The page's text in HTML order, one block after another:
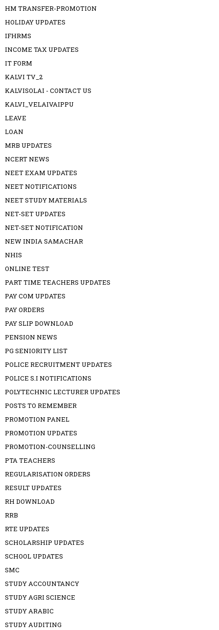
HM TRANSFER-PROMOTION
HOLIDAY UPDATES
IFHRMS
INCOME TAX UPDATES
IT FORM
KALVI TV_2
KALVISOLAI - CONTACT US
KALVI_VELAIVAIPPU
LEAVE
LOAN
MRB UPDATES
NCERT NEWS
NEET EXAM UPDATES
NEET NOTIFICATIONS
NEET STUDY MATERIALS
NET-SET UPDATES
NET-SET NOTIFICATION
NEW INDIA SAMACHAR
NHIS
ONLINE TEST
PART TIME TEACHERS UPDATES
PAY COM UPDATES
PAY ORDERS
PAY SLIP DOWNLOAD
PENSION NEWS
PG SENIORITY LIST
POLICE RECRUITMENT UPDATES
POLICE S.I NOTIFICATIONS
POLYTECHNIC LECTURER UPDATES
POSTS TO REMEMBER
PROMOTION PANEL
PROMOTION UPDATES
PROMOTION-COUNSELLING
PTA TEACHERS
REGULARISATION ORDERS
RESULT UPDATES
RH DOWNLOAD
RRB
RTE UPDATES
SCHOLARSHIP UPDATES
SCHOOL UPDATES
SMC
STUDY ACCOUNTANCY
STUDY AGRI SCIENCE
STUDY ARABIC
STUDY AUDITING